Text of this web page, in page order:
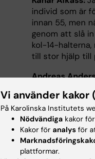
individ som är
innan 55, men
genom att slå
kol-14-
till stor hjälp till
Andreas
Institutet som
Kanar Alkass:
har jobbat med
han liksom
blev en central
Vi använder kakor
På Karolinska Institutets
Nödvändiga kakor
Kakor för analys för
plattformar.